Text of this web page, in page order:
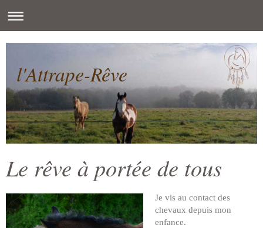
l'Attrape-Rêve
Le rêve à portée de tous
Je vis au contact des
chevaux depuis mon
enfance.